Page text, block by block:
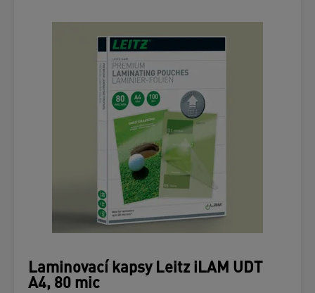
Laminovací kapsy Leitz iLAM UDT
A4, 80 mic